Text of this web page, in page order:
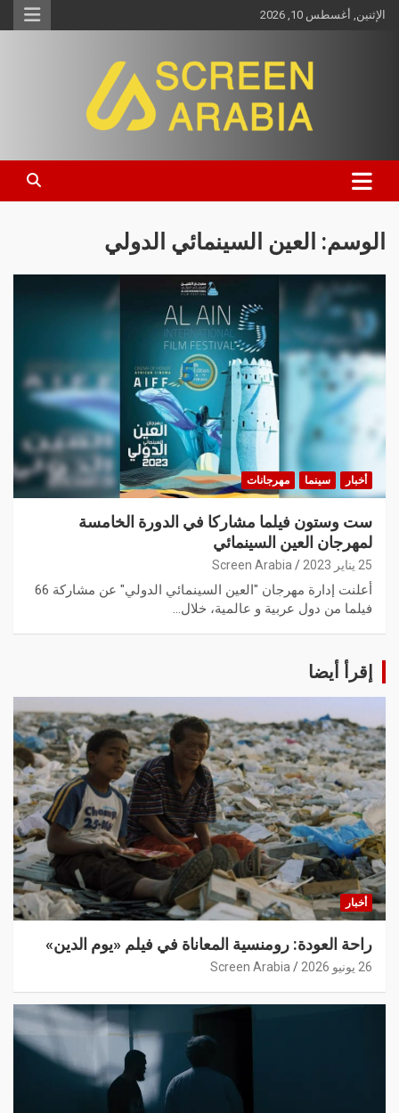
الإثنين, أغسطس 10, 2026
Screen Arabia
الوسم: العين السينمائي الدولي
أخبار سينما مهرجانات
ست وستون فيلما مشاركا في الدورة الخامسة
لمهرجان العين السينمائي
25 يناير 2023 Screen Arabia
أعلنت إدارة مهرجان "العين السينمائي الدولي" عن مشاركة 66
فيلما من دول عربية و عالمية، خلال…
إقرأ أيضا
أخبار
راحة العودة: رومنسية المعاناة في فيلم «يوم الدين»
26 يونيو 2026 Screen Arabia